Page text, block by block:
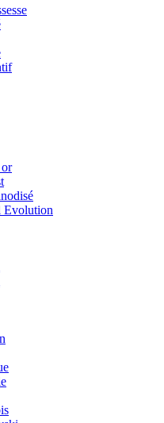
Evolution